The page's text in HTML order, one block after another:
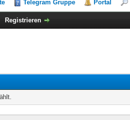
Telegram Gruppe Portal
Registrieren